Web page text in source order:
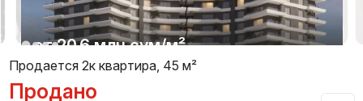
от20.6 млн сум/м²
Сдача 4кв 2026
1/18
Продается 2к квартира, 45 м²
Продано